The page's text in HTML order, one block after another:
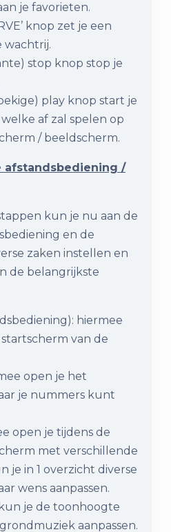
je favorieten.
knop zet je een
wachtrij.
stop knop stop je
play knop start je
af zal spelen op
/ beeldscherm.
afstandsbediening /
kun je nu aan de
en de
zaken instellen en
de belangrijkste
hiermee
van de
open je het
je nummers kunt
open je tijdens de
met verschillende
je in 1 overzicht diverse
wens aanpassen.
kun je de toonhoogte
aanpassen.